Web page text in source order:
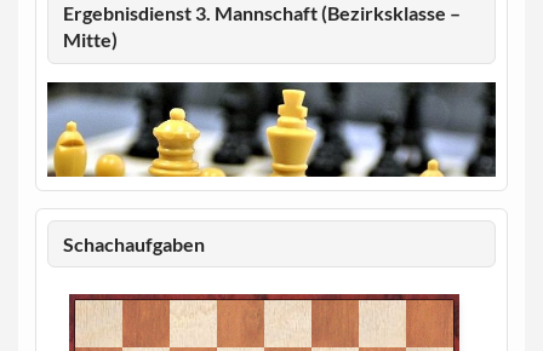
Ergebnisdienst 3. Mannschaft (Bezirksklasse –
Mitte)
Schachaufgaben